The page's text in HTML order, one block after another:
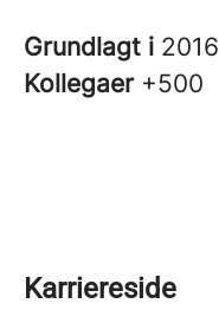
Grundlagt i 2016
Kollegaer +500
Karriereside